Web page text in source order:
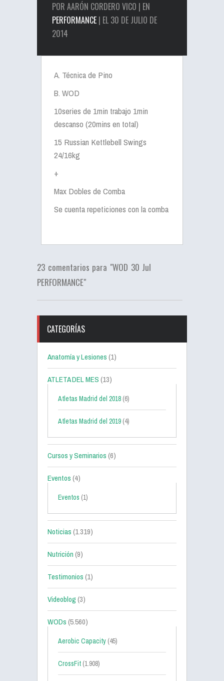
POR AARÓN CORDERO VICO | EN
PERFORMANCE | EL 30 DE JULIO DE
2014
A. Técnica de Pino
B. WOD
10series de 1min trabajo 1min
descanso (20mins en total)
15 Russian Kettlebell Swings
24/16kg
+
Max Dobles de Comba
Se cuenta repeticiones con la comba
23 comentarios para "WOD 30 Jul
PERFORMANCE"
CATEGORÍAS
Anatomía y Lesiones(1)
ATLETA DEL MES(13)
Atletas Madrid del 2018 (6)
Atletas Madrid del 2019 (4)
Cursos y Seminarios(6)
Eventos(4)
Eventos (1)
Noticias(1.319)
Nutrición(9)
Testimonios(1)
Videoblog(3)
WODs(5.560)
Aerobic Capacity (45)
CrossFit (1.908)